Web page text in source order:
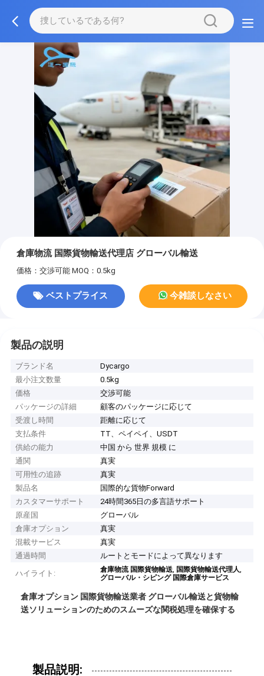
倉庫物流 国際貨物輸送代理店 グローバル輸送
価格：交渉可能 MOQ：0.5kg
ベストプライス 今雑談しなさい
製品の説明
ブランド名
Dycargo
最小注文数量
0.5kg
価格
交渉可能
パッケージの詳細
顧客のパッケージに応じて
受渡し時間
距離に応じて
支払条件
TT、ペイペイ、USDT
供給の能力
中国 から 世界 規模 に
通関
真実
可用性の追跡
真実
製品名
国際的な貨物Forward
カスタマーサポート
24時間365日の多言語サポート
原産国
グローバル
倉庫オプション
真実
混載サービス
真実
通過時間
ルートとモードによって異なります
ハイライト:
倉庫物流 国際貨物輸送, 国際貨物輸送代理人,
グローバル・シピング 国際倉庫サービス
倉庫オプション 国際貨物輸送業者 グローバル輸送と貨物輸
送ソリューションのためのスムーズな関税処理を確保する
製品説明: